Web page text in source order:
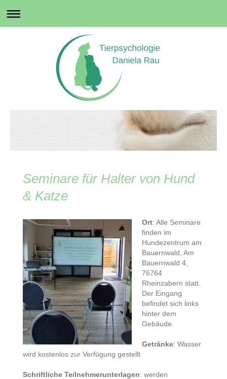
Seminare für Halter von Hund
& Katze
Ort: Alle Seminare
finden im
Hundezentrum am
Bauernwald, Am
Bauernwald 4,
76764
Rheinzabern statt.
Der Eingang
befindet sich links
hinter dem
Gebäude.
Getränke: Wasser
wird kostenlos zur Verfügung gestellt
Schriftliche Teilnehmerunterlagen: werden